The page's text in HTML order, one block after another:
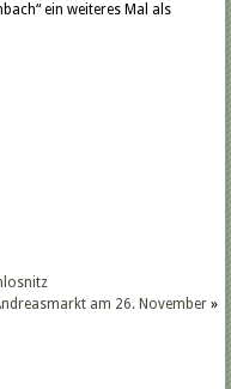
ein weiteres Mal als
am 26. November»